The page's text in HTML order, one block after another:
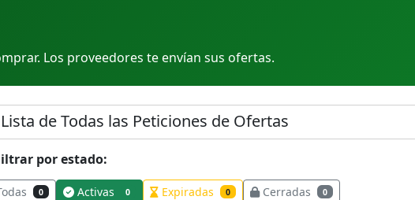
Los proveedores te envían sus ofertas.
Lista de Todas las Peticiones de Ofertas
por estado:
0 Activas 0 Expiradas 0 Cerradas 0